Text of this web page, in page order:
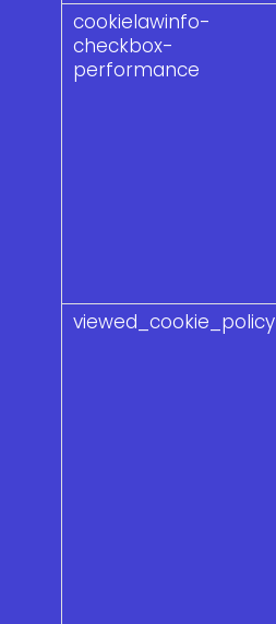
cookielawinfo-
checkbox-
performance
viewed_cookie_policy